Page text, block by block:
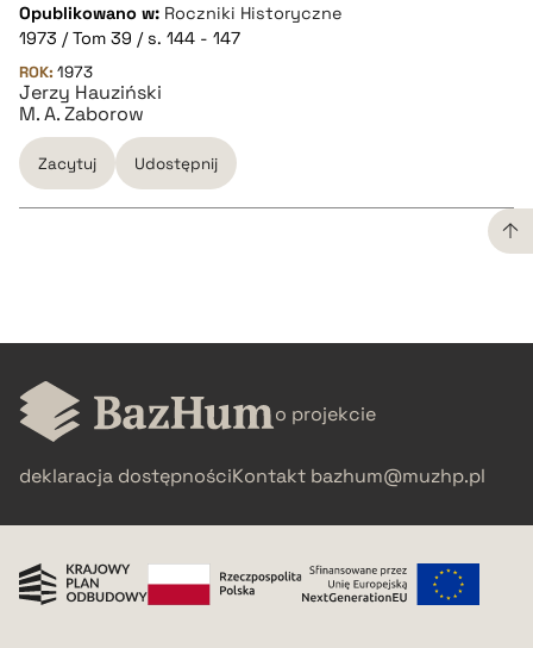
Opublikowano w: Roczniki Historyczne
1973 / Tom 39 / s. 144 - 147
ROK: 1973
Jerzy Hauziński
M. A. Zaborow
Zacytuj Udostępnij
BIBTEX
pobierz cytat
o projekcie
deklaracja dostępnościKontakt bazhum@muzhp.pl